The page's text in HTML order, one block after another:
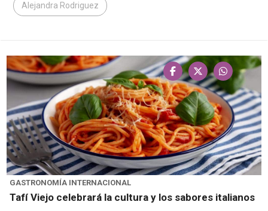
Alejandra Rodriguez
GASTRONOMÍA INTERNACIONAL
Tafí Viejo celebrará la cultura y los sabores italianos